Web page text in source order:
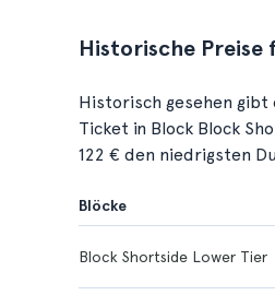
Historische Preise
Historisch gesehen gibt
Ticket in Block Block
122 € den niedrigsten
Blöcke
Block Shortside Lower Tier